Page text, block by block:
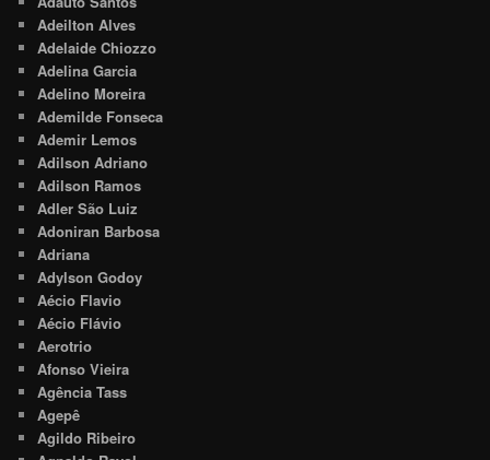
Adeilton Alves
Adelaide Chiozzo
Adelina Garcia
Adelino Moreira
Ademilde Fonseca
Ademir Lemos
Adilson Adriano
Adilson Ramos
Adler São Luiz
Adoniran Barbosa
Adriana
Adylson Godoy
Aécio Flavio
Aécio Flávio
Aerotrio
Afonso Vieira
Agência Tass
Agepê
Agildo Ribeiro